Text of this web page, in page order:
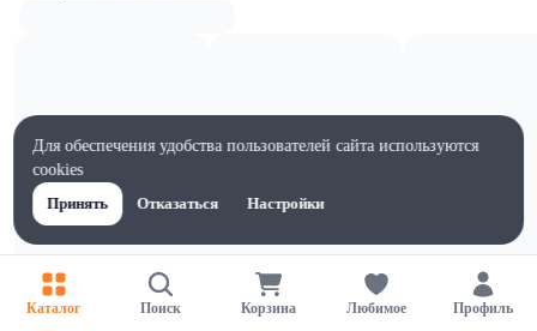
Каталог Поиск Корзина Любимое Профиль
Для обеспечения удобства пользователей сайта используются
cookies
Принять
Отказаться Настройки